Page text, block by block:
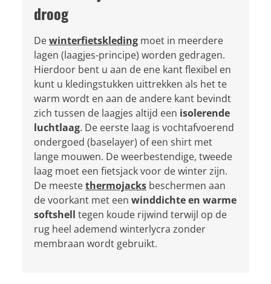
droog
Dewinterfietskleding moet in meerdere
lagen (laagjes-principe) worden gedragen.
Hierdoor bent u aan de ene kant flexibel en
kunt u kledingstukken uittrekken als het te
warm wordt en aan de andere kant bevindt
zich tussen de laagjes altijd een isolerende
luchtlaag. De eerste laag is vochtafvoerend
ondergoed (baselayer) of een shirt met
lange mouwen. De weerbestendige, tweede
laag moet een fietsjack voor de winter zijn.
De meestethermojacks beschermen aan
de voorkant met een winddichte en warme
softshell tegen koude rijwind terwijl op de
rug heel ademend winterlycra zonder
membraan wordt gebruikt.